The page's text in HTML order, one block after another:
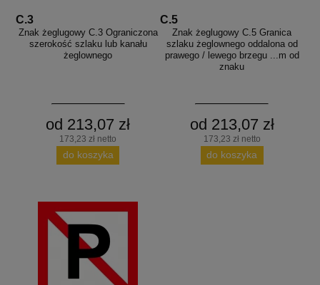
C.3
Znak żeglugowy C.3 Ograniczona
szerokość szlaku lub kanału
żeglownego
od 213,07 zł
173,23 zł netto
do koszyka
C.5
Znak żeglugowy C.5 Granica
szlaku żeglownego oddalona od
prawego / lewego brzegu ...m od
znaku
od 213,07 zł
173,23 zł netto
do koszyka